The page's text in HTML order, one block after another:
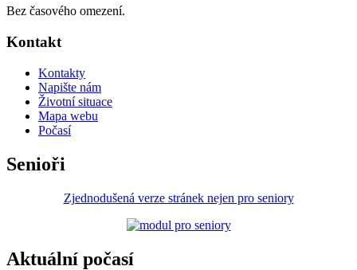
Bez časového omezení.
Kontakt
Kontakty
Napište nám
Životní situace
Mapa webu
Počasí
Senioři
Zjednodušená verze stránek nejen pro seniory
Aktuální počasí